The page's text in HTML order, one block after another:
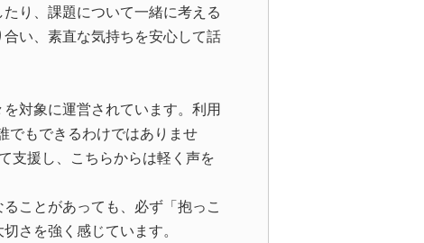
り、課題について一緒に考える
い、素直な気持ちを安心して話
対象に運営されています。利用
でもできるわけではありませ
支援し、こちらからは軽く声を
ことがあっても、必ず「抱っこ
さを強く感じています。